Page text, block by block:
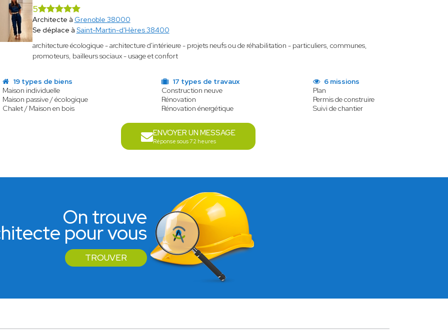
5
Architecte à Grenoble 38000
Se déplace à Saint-Martin-d'Hères 38400
architecture écologique - architecture d'intérieure - projets neufs ou de réhabilitation - particuliers, communes,
promoteurs, bailleurs sociaux - usage et confort
19 types de biens
Maison individuelle
Maison passive / écologique
Chalet / Maison en bois
17 types de travaux
Construction neuve
Rénovation
Rénovation énergétique
6 missions
Plan
Permis de construire
Suivi de chantier
ENVOYER UN MESSAGE
Réponse sous 72 heures
On trouve
pour vous
TROUVER